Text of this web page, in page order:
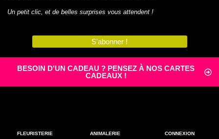
Un petit clic, et de belles surprises vous attendent !
S'abonner !
BESOIN D'UN CADEAU ? PENSEZ À NOS CARTES
CADEAUX !
FLEURISTERIE
ANIMALERIE
CONNEXION